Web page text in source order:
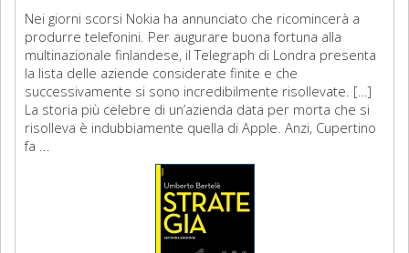
Nei giorni scorsi Nokia ha annunciato che ricomincerà a
produrre telefonini. Per augurare buona fortuna alla
multinazionale finlandese, il Telegraph di Londra presenta
la lista delle aziende considerate finite e che
successivamente si sono incredibilmente risollevate. […]
La storia più celebre di un’azienda data per morta che si
risolleva è indubbiamente quella di Apple. Anzi, Cupertino
fa ...